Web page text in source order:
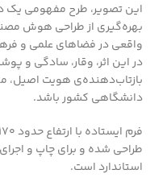
این تصویر، طرح مفهومی یک
بهره‌گیری از طراحی هوش
واقعی در فضاهای علمی و
در این اثر، وقار، سادگی و
بازتاب‌دهنده‌ی هویت اصیل،
دانشگاهی کشور باشد.
طراحی شده و برای چاپ و
استاندارد است.